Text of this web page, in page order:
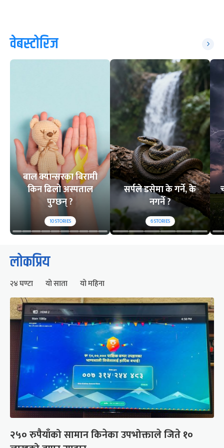
वेबस्टोरिज
बाल क्यान्सरका बिरामी
किन ढिलो अस्पताल
पुग्छन् ?
10STORIES
सर्पले डसेमा के गर्ने, के
नगर्ने ?
6STORIES
लोकप्रिय
२४ घण्टा यो साता यो महिना
२५० रुपैयाँको सामान किनेका उपभोक्ताले जिते १०